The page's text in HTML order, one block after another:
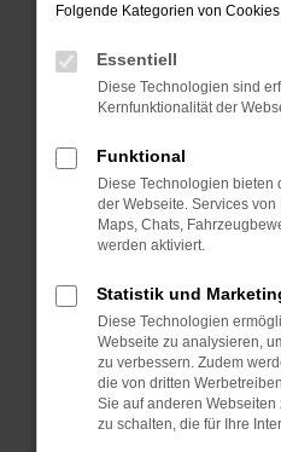
Prüfe deine
Manche
können das Laden
verhindern.
Fenster?
Starte dein Gerät
Das kann manchmal
Probleme zu beheben.
Betriebssystem auf
sind.
Veraltete Software
Sicherheitsrisiko,
führen, dass
unterstützt werden.
Folgende Kategorien von
Essentiell
Diese Technologien sind
Kernfunktionalität der
Funktional
Diese Technologien
der Webseite. Services
Maps, Chats,
werden aktiviert.
Statistik und
Diese Technologien
Webseite zu analysieren,
zu verbessern. Zudem
die von dritten
Sie auf anderen
zu schalten, die für Ihre